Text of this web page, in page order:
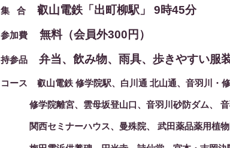
集 合 叡山電鉄「出町柳駅」 9時45分
参加費 無料（会員外300円）
持参品 弁当、飲み物、雨具、歩きやすい服
コース 叡山電鉄 修学院駅、白川通 北山通、音羽川・
修学院離宮、雲母坂登山口、音羽川砂防ダム、 音
関西セミナーハウス、曼殊院、 武田薬品薬用植物